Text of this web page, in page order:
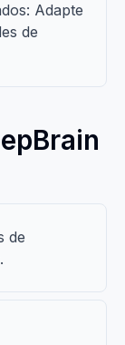
Adapte
de
de